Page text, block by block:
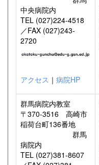
中央病院内
TEL (027)224-4518
／FAX (027)243-
2720
アクセス ｜ 病院HP
群馬病院内教室
〒370-3516 高崎市
稲荷台町136番地
群馬
病院内
TEL (027)381-8607